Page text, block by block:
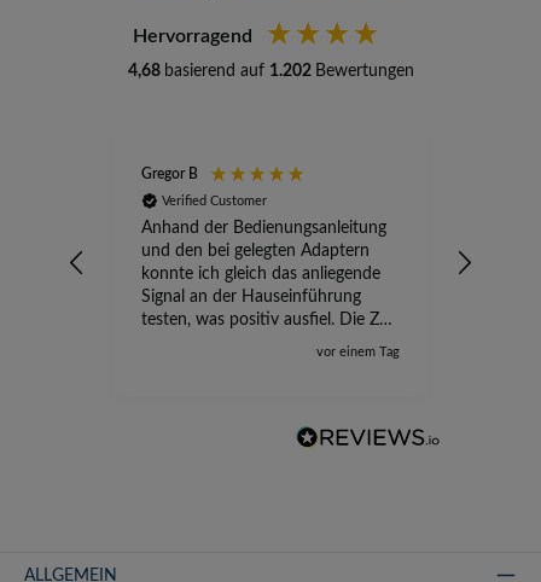
Hervorragend
4,68 basierend auf 1.202 Bewertungen
Gregor B
Verified Customer
Anhand der Bedienungsanleitung
und den bei gelegten Adaptern
konnte ich gleich das anliegende
Signal an der Hauseinführung
testen, was positiv ausfiel. Die Zeit
der Ungewissheit ist jetzt vorbei,
vor einem Tag
ALLGEMEIN